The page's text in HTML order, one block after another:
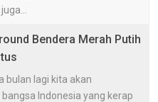
Bendera Merah Putih
bulan lagi kita akan
Indonesia yang kerap